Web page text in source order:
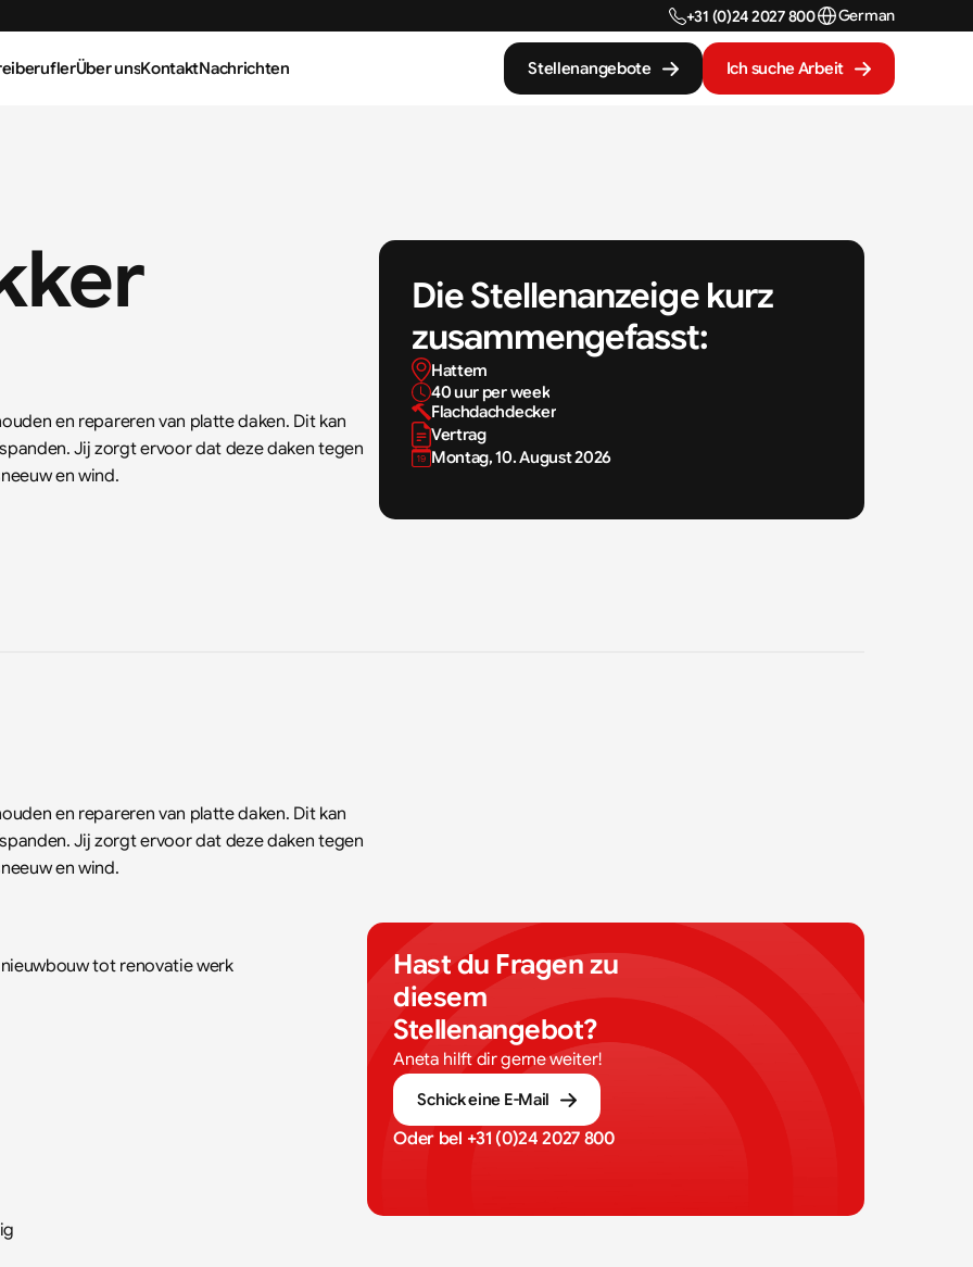
en repareren van platte daken. Dit kan
Jij zorgt ervoor dat deze daken tegen
en wind.
Die Stellenanzeige kurz
zusammengefasst:
Hattem
40 uur per week
Flachdachdecker
Vertrag
Montag, 10. August 2026
en repareren van platte daken. Dit kan
Jij zorgt ervoor dat deze daken tegen
en wind.
tot renovatie werk
Hast du Fragen zu
diesem
Stellenangebot?
Aneta hilft dir gerne weiter!
Schick eine E-Mail
Oder bel +31 (0)24 2027 800
+31 (0)24 2027 800Select Language
German
Über unsKontaktNachrichten Stellenangebote Ich suche Arbeit